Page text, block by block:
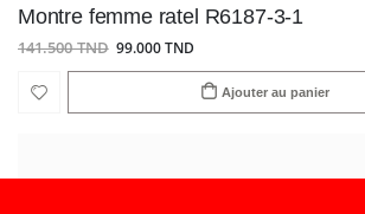
Montre femme ratel R6187-3-1
141.500 TND 99.000 TND
Ajouter au panier